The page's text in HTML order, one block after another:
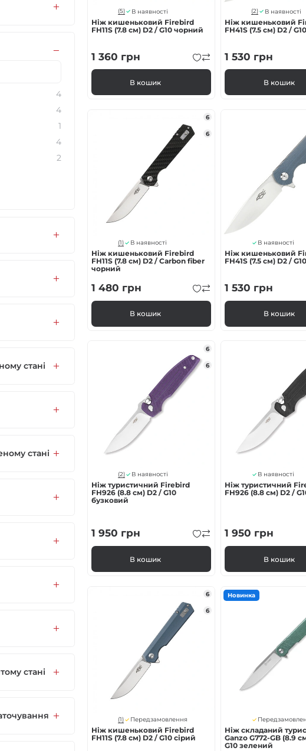
Для захисників
(5) В наявності
Ніж кишеньковий Firebird
FH11S (7.8 см) D2 / G10 чорний
1 360 грн
В кошик
(2) В наявності
Ніж кишеньковий
FH41S (7.5 см) D2 /
1 530 грн
В кошик
6
6
(1) В наявності
Ніж кишеньковий Firebird
FH11S (7.8 см) D2 / Carbon fiber
чорний
1 480 грн
В кошик
В наявності
Ніж кишеньковий
FH41S (7.5 см) D2 /
1 530 грн
В кошик
6
6
(2) В наявності
Ніж туристичний Firebird
FH926 (8.8 см) D2 / G10
бузковий
1 950 грн
В кошик
В наявності
Ніж туристичний
FH926 (8.8 см) D2 /
1 950 грн
В кошик
6
6
(1) Передзамовлення
Ніж кишеньковий Firebird
FH11S (7.8 см) D2 / G10 сірий
Новинка
Ніж складаний
Ganzo G772-GB (8.9
G10 зелений
4
4
1
4
2
стані
стані
стані